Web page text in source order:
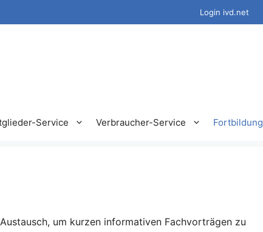
Login ivd.net
Service Verbraucher-Service Fortbildung
um kurzen informativen Fachvorträgen zu